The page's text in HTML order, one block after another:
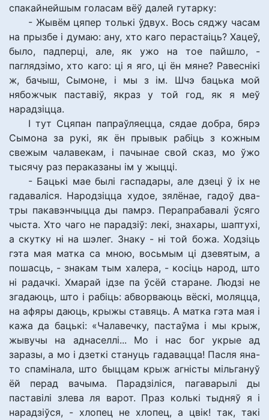
спакайнейшым голасам вёў далей гутарку:
- Жывём цяпер толькі ўдвух. Вось сяджу часам
на прызбе і думаю: ану, хто каго перастаіць? Хацеў,
было, падперці, але, як ужо на тое пайшло, -
паглядзімо, хто каго: ці я яго, ці ён мяне? Равеснікі
ж, бачыш, Сымоне, і мы з ім. Шчэ бацька мой
нябожчык паставіў, якраз у той год, як я меў
нарадзіцца.
І тут Сцяпан папраўляецца, сядае добра, бярэ
Сымона за рукі, як ён прывык рабіць з кожным
свежым чалавекам, і пачынае свой сказ, мо ўжо
тысячу раз пераказаны ім у жыцці.
- Бацькі мае былі гаспадары, але дзеці ў іх не
гадаваліся. Народзіцца худое, зялёнае, гадоў два-
тры пакавэнчыцца ды памрэ. Перапрабавалі ўсяго
чыста. Хто чаго не парадзіў: лекі, знахары, шаптухі,
а скутку ні на шэлег. Знаку - ні той божа. Ходзіць
гэта мая матка са мною, восьмым ці дзевятым, а
пошасць, - знакам тым халера, - косіць народ, што
ні радачкі. Хмарай ідзе па ўсёй старане. Людзі не
згадаюць, што і рабіць: абворваюць вёскі, моляцца,
на афяры даюць, крыжы ставяць. А матка гэта мая і
кажа да бацькі: «Чалавечку, пастаўма і мы крыж,
жывучы на аднаселлі... Мо і нас бог укрые ад
заразы, а мо і дзеткі стануць гадавацца! Пасля яна-
то спамінала, што быццам крыж агністы мільгануў
ёй перад вачыма. Парадзіліся, пагаварылі ды
паставілі злева ля варот. Праз колькі тыдняў я і
нарадзіўся, - хлопец не хлопец, а цвік! так, такі